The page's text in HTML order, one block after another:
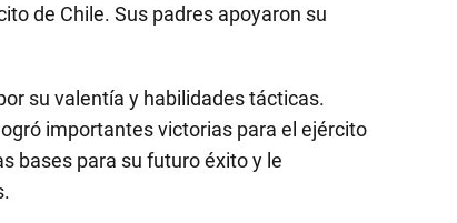
de Chile. Sus padres apoyaron su
su valentía y habilidades tácticas.
importantes victorias para el ejército
bases para su futuro éxito y le